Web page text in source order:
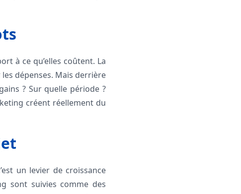
à ce qu’elles coûtent. La
dépenses. Mais derrière
? Sur quelle période ?
créent réellement du
un levier de croissance
sont suivies comme des